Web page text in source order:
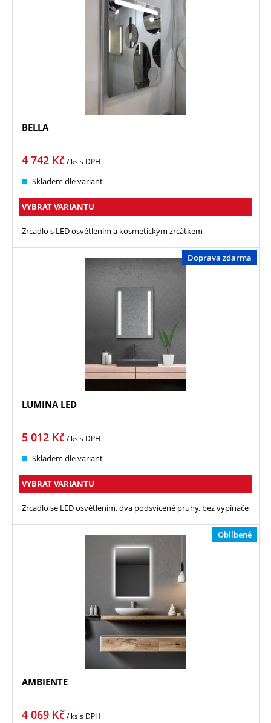
BELLA
4 742 Kč/ kss DPH
Skladem dle variant
VYBRAT VARIANTU
Zrcadlo s LED osvětlením a kosmetickým zrcátkem
Doprava zdarma
LUMINA LED
5 012 Kč/ kss DPH
Skladem dle variant
VYBRAT VARIANTU
Zrcadlo se LED osvětlením, dva podsvícené pruhy, bez vypínače
Oblíbené
AMBIENTE
4 069 Kč/ kss DPH